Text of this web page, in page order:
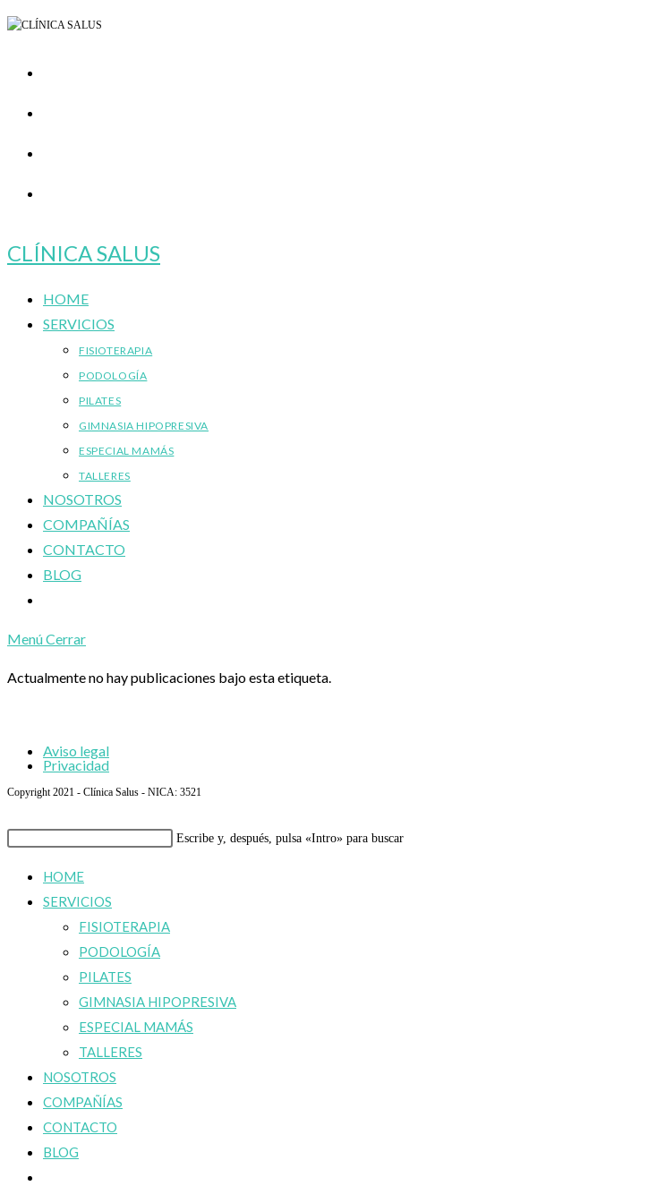
Ir
contenido
CLÍNICA SALUS
HOME
SERVICIOS
FISIOTERAPIA
PODOLOGÍA
PILATES
GIMNASIA HIPOPRESIVA
ESPECIAL MAMÁS
TALLERES
NOSOTROS
COMPAÑÍAS
CONTACTO
BLOG
de
la
MenúCerrar
Actualmente no hay publicaciones bajo esta etiqueta.
Aviso legal
Privacidad
Copyright 2021 - Clínica Salus - NICA: 3521
Buscar
Escribe y, después, pulsa «Intro» para buscar
HOME
SERVICIOS
FISIOTERAPIA
PODOLOGÍA
PILATES
GIMNASIA HIPOPRESIVA
ESPECIAL MAMÁS
TALLERES
NOSOTROS
COMPAÑÍAS
CONTACTO
BLOG